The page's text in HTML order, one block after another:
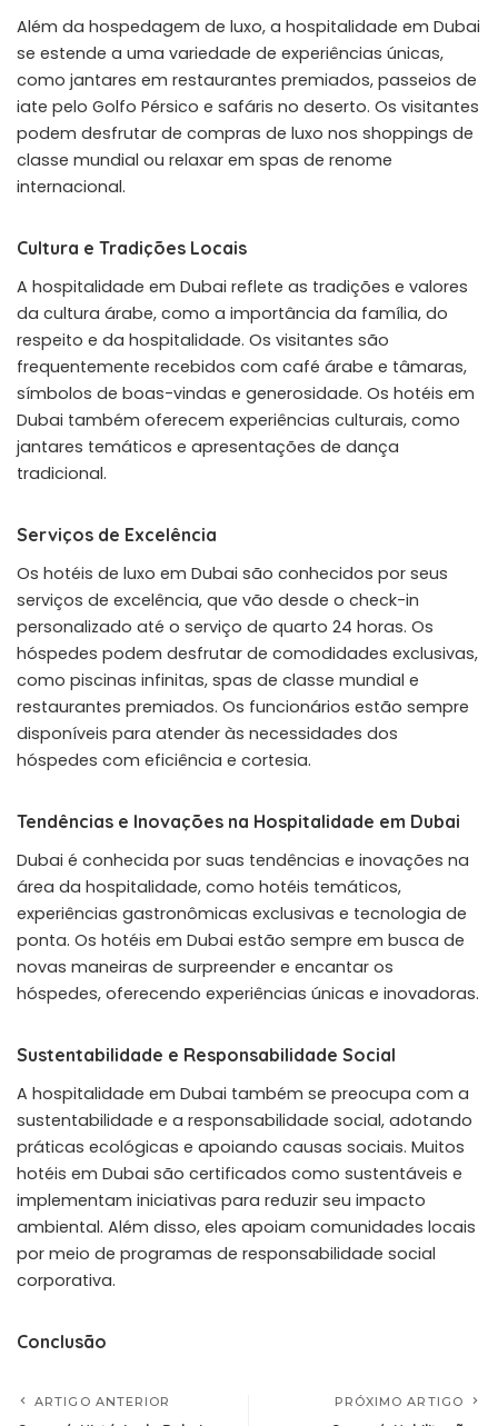
Além da hospedagem de luxo, a hospitalidade em Dubai
se estende a uma variedade de experiências únicas,
como jantares em restaurantes premiados, passeios de
iate pelo Golfo Pérsico e safáris no deserto. Os visitantes
podem desfrutar de compras de luxo nos shoppings de
classe mundial ou relaxar em spas de renome
internacional.
Cultura e Tradições Locais
A hospitalidade em Dubai reflete as tradições e valores
da cultura árabe, como a importância da família, do
respeito e da hospitalidade. Os visitantes são
frequentemente recebidos com café árabe e tâmaras,
símbolos de boas-vindas e generosidade. Os hotéis em
Dubai também oferecem experiências culturais, como
jantares temáticos e apresentações de dança
tradicional.
Serviços de Excelência
Os hotéis de luxo em Dubai são conhecidos por seus
serviços de excelência, que vão desde o check-in
personalizado até o serviço de quarto 24 horas. Os
hóspedes podem desfrutar de comodidades exclusivas,
como piscinas infinitas, spas de classe mundial e
restaurantes premiados. Os funcionários estão sempre
disponíveis para atender às necessidades dos
hóspedes com eficiência e cortesia.
Tendências e Inovações na Hospitalidade em Dubai
Dubai é conhecida por suas tendências e inovações na
área da hospitalidade, como hotéis temáticos,
experiências gastronômicas exclusivas e tecnologia de
ponta. Os hotéis em Dubai estão sempre em busca de
novas maneiras de surpreender e encantar os
hóspedes, oferecendo experiências únicas e inovadoras.
Sustentabilidade e Responsabilidade Social
A hospitalidade em Dubai também se preocupa com a
sustentabilidade e a responsabilidade social, adotando
práticas ecológicas e apoiando causas sociais. Muitos
hotéis em Dubai são certificados como sustentáveis e
implementam iniciativas para reduzir seu impacto
ambiental. Além disso, eles apoiam comunidades locais
por meio de programas de responsabilidade social
corporativa.
Conclusão
ARTIGO ANTERIOR PRÓXIMO ARTIGO